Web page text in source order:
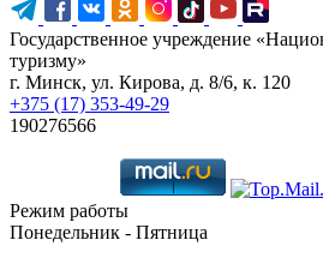
Государственное учреждение
туризму»
г. Минск, ул. Кирова, д. 8/6, к. 120
+375 (17) 353-49-29
190276566
Режим работы
Понедельник - Пятница